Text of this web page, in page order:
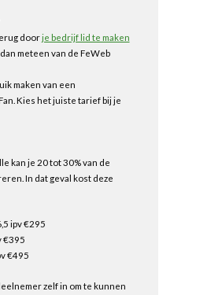
doorje bedrijf lid te maken
meteen van de FeWeb
maken van een
Kies het juiste tarief bij je
kan je 20 tot 30% van de
In dat geval kost deze
ipv €295
€395
€495
zelf in om te kunnen